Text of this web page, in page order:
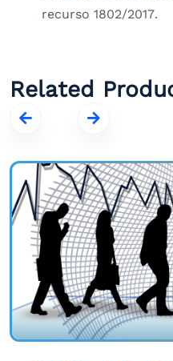
recurso 1802/2017.
Related